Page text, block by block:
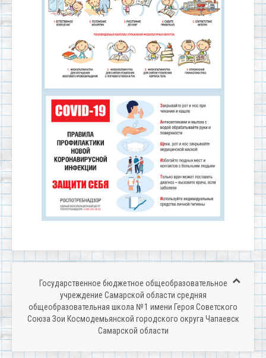
Государственное бюджетное общеобразовательное
учреждение Самарской области средняя
общеобразовательная школа № 1 имени Героя Советского
Союза Зои Космодемьянской городского округа Чапаевск
Самарской области